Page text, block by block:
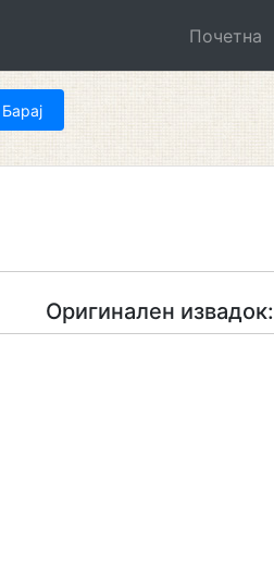
Почетна
Оригинален извадок: